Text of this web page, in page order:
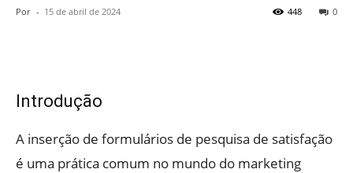
Por - 15 de abril de 2024 0
448
Introdução
A inserção de formulários de pesquisa de satisfação
é uma prática comum no mundo do marketing